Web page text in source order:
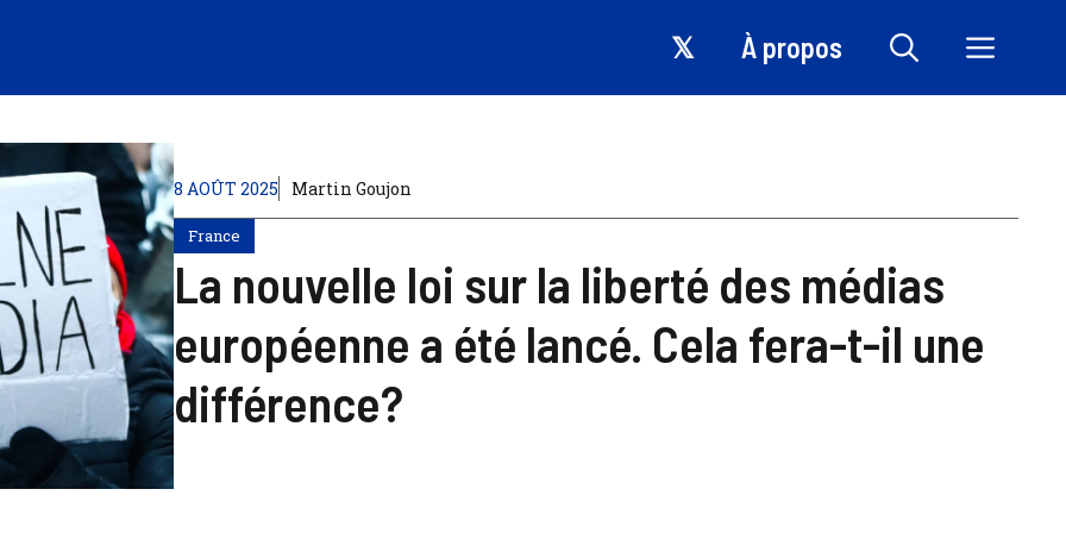
𝕏 À propos
8 AOÛT 2025 Martin Goujon
France
La nouvelle loi sur la liberté des médias
européenne a été lancé. Cela fera-t-il une
différence?